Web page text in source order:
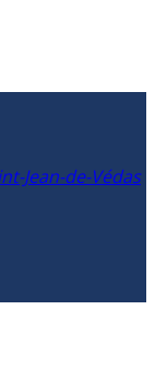
Jean-de-Védas